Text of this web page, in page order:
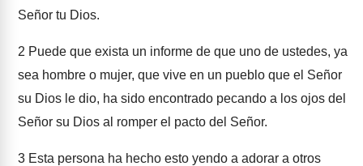
Señor tu Dios.
2 Puede que exista un informe de que uno de ustedes, ya
sea hombre o mujer, que vive en un pueblo que el Señor
su Dios le dio, ha sido encontrado pecando a los ojos del
Señor su Dios al romper el pacto del Señor.
3 Esta persona ha hecho esto yendo a adorar a otros